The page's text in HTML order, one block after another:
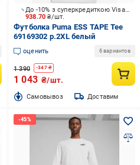
938.70₴/шт.
До -10% з суперкредиткою Visa Вигода
Футболка Puma ESS TAPE Tee
69169302 р.2XL белый
оценить 6 вариантов
1 390 -347₴
1 043 ₴/шт.
Cамовывоз Доставим